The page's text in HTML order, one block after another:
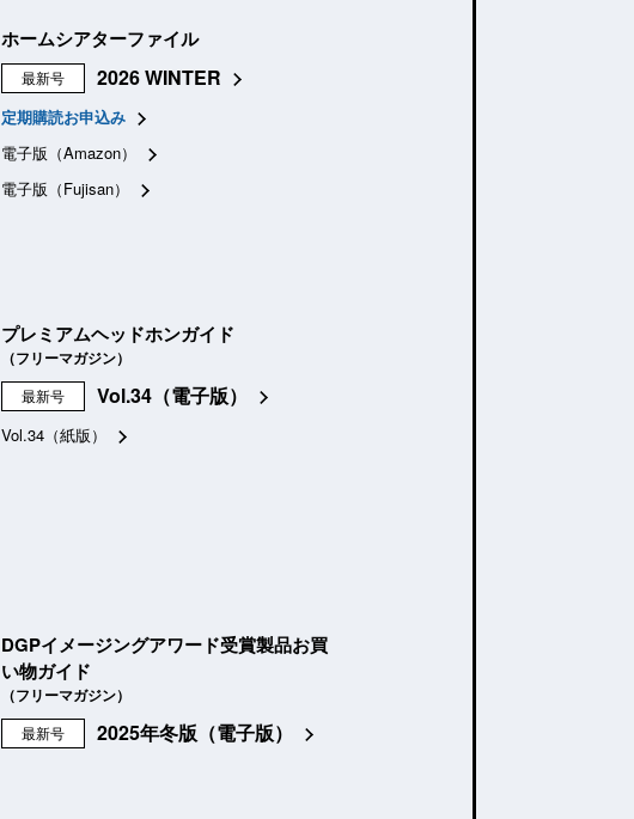
ホームシアターファイル
最新号 2026 WINTER
定期購読お申込み
電子版（Amazon）
電子版（Fujisan）
プレミアムヘッドホンガイド
（フリーマガジン）
最新号 Vol.34（電子版）
Vol.34（紙版）
DGPイメージングアワード受賞製品お買
い物ガイド
（フリーマガジン）
最新号 2025年冬版（電子版）